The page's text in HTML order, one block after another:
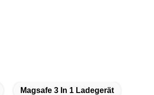
Magsafe 3 In 1 Ladegerät